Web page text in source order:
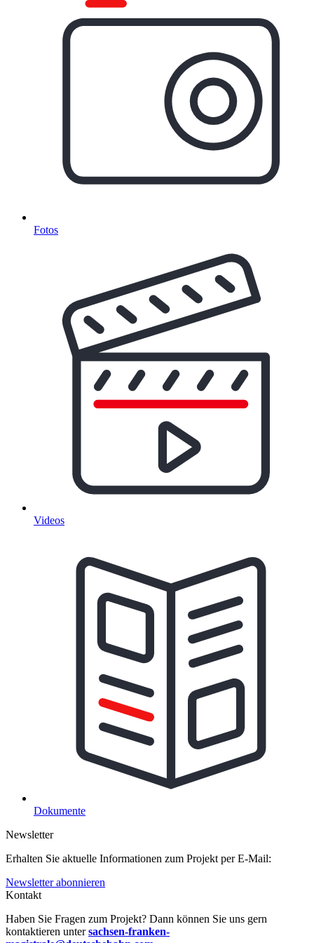
Fotos
Videos
Dokumente
Newsletter
Erhalten Sie aktuelle Informationen zum Projekt per E-Mail:
Newsletter abonnieren
Kontakt
Haben Sie Fragen zum Projekt? Dann können Sie uns gern
kontaktieren untersachsen-franken-